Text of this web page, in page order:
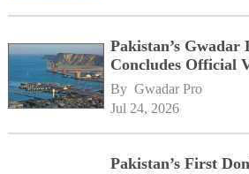
Pakistan’s Gwadar
Concludes Official
By Gwadar Pro
Jul 24, 2026
Pakistan’s First